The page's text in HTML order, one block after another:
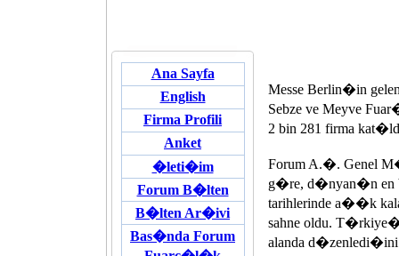
Ana Sayfa
English
Firma Profili
Anket
�leti�im
Forum B�lten
B�lten Ar�ivi
Bas�nda Forum
Messe Berlin�in
Sebze ve Meyve
2 bin 281 firma
Forum A.�. Genel
g�re, d�nyan�n en
tarihlerinde a��k
sahne oldu.
alanda